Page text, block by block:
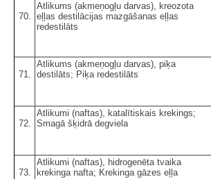
70.
Atlikums (akmeņogļu darvas), kreozota
eļļas destilācijas mazgāšanas eļļas
redestilāts
71.
Atlikums (akmeņogļu darvas), piķa
destilāts; Piķa redestilāts
72.
Atlikumi (naftas), katalītiskais krekings;
Smagā šķidrā degviela
73.
Atlikumi (naftas), hidrogenēta tvaika
krekinga nafta; Krekinga gāzes eļļa